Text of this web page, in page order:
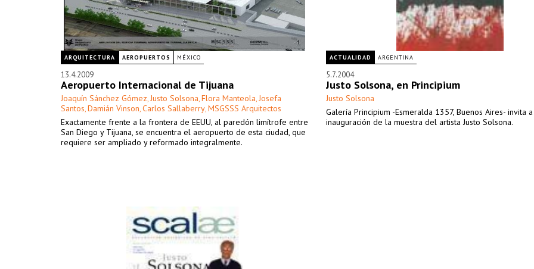
ARQUITECTURA AEROPUERTOS MÉXICO
13.4.2009
Aeropuerto Internacional de Tijuana
Joaquín Sánchez Gómez, Justo Solsona, Flora Manteola, Josefa
Santos, Damián Vinson, Carlos Sallaberry, MSGSSS Arquitectos
Exactamente frente a la frontera de EEUU, al paredón limítrofe entre
San Diego y Tijuana, se encuentra el aeropuerto de esta ciudad, que
requiere ser ampliado y reformado integralmente.
ACTUALIDAD ARGENTINA
5.7.2004
Justo Solsona, en Principium
Justo Solsona
Galería Principium -Esmeralda 1357, Buenos Aires- invita
inauguración de la muestra del artista Justo Solsona.